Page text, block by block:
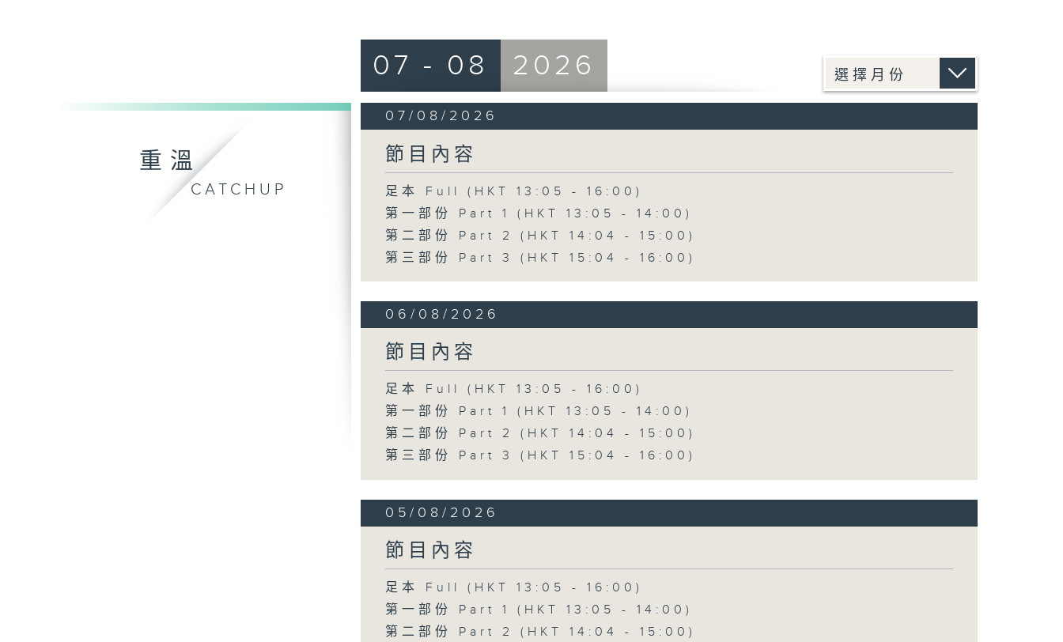
重溫
CATCHUP
07 - 08 2026
07/08/2026
節目內容
足本 Full (HKT 13:05 - 16:00)
第一部份 Part 1 (HKT 13:05 - 14:00)
第二部份 Part 2 (HKT 14:04 - 15:00)
第三部份 Part 3 (HKT 15:04 - 16:00)
06/08/2026
節目內容
足本 Full (HKT 13:05 - 16:00)
第一部份 Part 1 (HKT 13:05 - 14:00)
第二部份 Part 2 (HKT 14:04 - 15:00)
第三部份 Part 3 (HKT 15:04 - 16:00)
05/08/2026
節目內容
足本 Full (HKT 13:05 - 16:00)
第一部份 Part 1 (HKT 13:05 - 14:00)
第二部份 Part 2 (HKT 14:04 - 15:00)